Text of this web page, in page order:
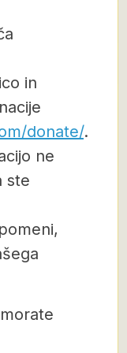
in
donate/.
ne
ste